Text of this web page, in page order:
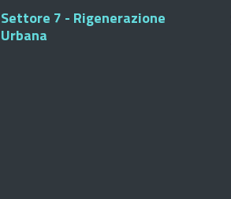
Settore 7 - Rigenerazione
Urbana